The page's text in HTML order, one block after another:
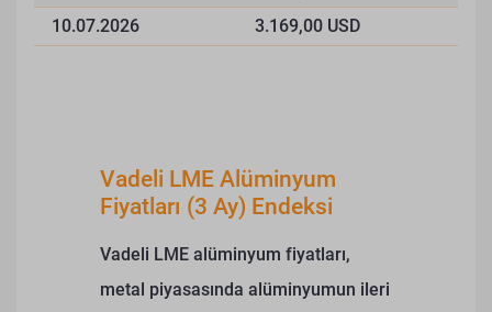
10.07.2026
3.169,00 USD
Vadeli LME Alüminyum
Fiyatları (3 Ay) Endeksi
Vadeli LME alüminyum fiyatları,
metal piyasasında alüminyumun ileri